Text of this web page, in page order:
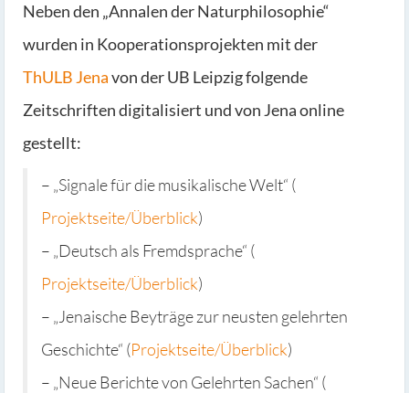
Neben den „Annalen der Naturphilosophie“
wurden in Kooperationsprojekten mit der
ThULB Jenavon der UB Leipzig folgende
Zeitschriften digitalisiert und von Jena online
gestellt:
– „Signale für die musikalische Welt“ (
Projektseite/Überblick)
– „Deutsch als Fremdsprache“ (
Projektseite/Überblick)
– „Jenaische Beyträge zur neusten gelehrten
Geschichte“ (Projektseite/Überblick)
– „Neue Berichte von Gelehrten Sachen“ (